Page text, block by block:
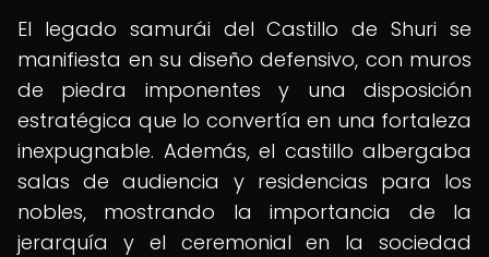
El legado samurái del Castillo de Shuri se
manifiesta en su diseño defensivo, con muros
de piedra imponentes y una disposición
estratégica que lo convertía en una fortaleza
inexpugnable. Además, el castillo albergaba
salas de audiencia y residencias para los
nobles, mostrando la importancia de la
jerarquía y el ceremonial en la sociedad